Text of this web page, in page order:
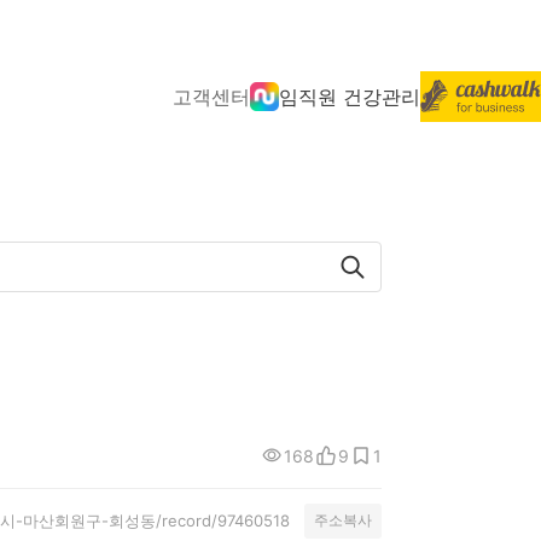
고객센터 임직원 건강관리
168 9 1
-마산회원구-회성동/record/97460518 주소복사